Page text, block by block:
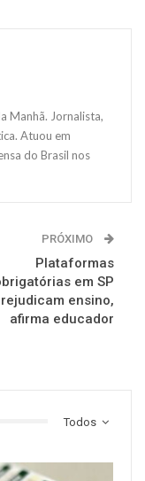
Manhã. Jornalista,
Atuou em
do Brasil nos
PRÓXIMO
Plataformas
em SP
ensino,
afirma educador
Todos